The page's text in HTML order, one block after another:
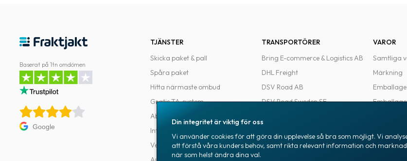
Baserat på 1tn omdömen
Google
TJÄNSTER
Skicka paket & pall
Spåra paket
Hitta närmaste ombud
Gratis TA-system
Abonnemang
Integrationer
Verktyg för utvecklare
TRANSPORTÖRER
Bring E-commerce & Logistics AB
DHL Freight
DSV Road AB
DSV Road Sweden SE
PostNord Sverige AB
VAROR
Samtliga
Märkning
Emballage
Din integritet är viktig för oss
Vi använder cookies för att göra din upplevelse så bra som möjligt. Vi
att förstå våra kunders behov, samt rikta relevant information och
när som helst ändra dina val.